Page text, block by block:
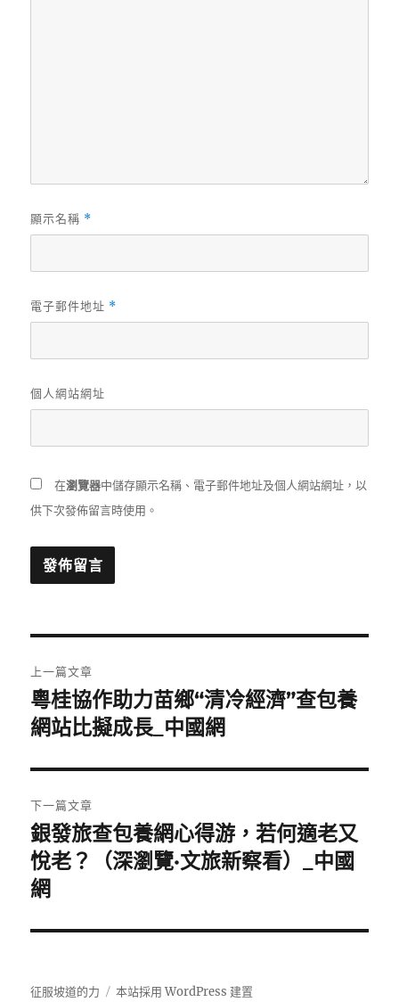
顯示名稱 *
電子郵件地址 *
個人網站網址
在瀏覽器中儲存顯示名稱、電子郵件地址及個人網站網址，以
供下次發佈留言時使用。
章
導
覽
上一篇文章
上
一
文
章:
粵桂協作助力苗鄉“清冷經濟”查包養
網站比擬成長_中國網
下一篇文章
下
一
篇
章:
銀發旅查包養網心得游，若何適老又
悅老？（深瀏覽·文旅新察看）_中國
網
征服坡道的力 本站採用 WordPress 建置